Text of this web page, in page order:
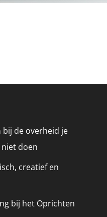
de overheid je
doen
creatief en
bij het Oprichten